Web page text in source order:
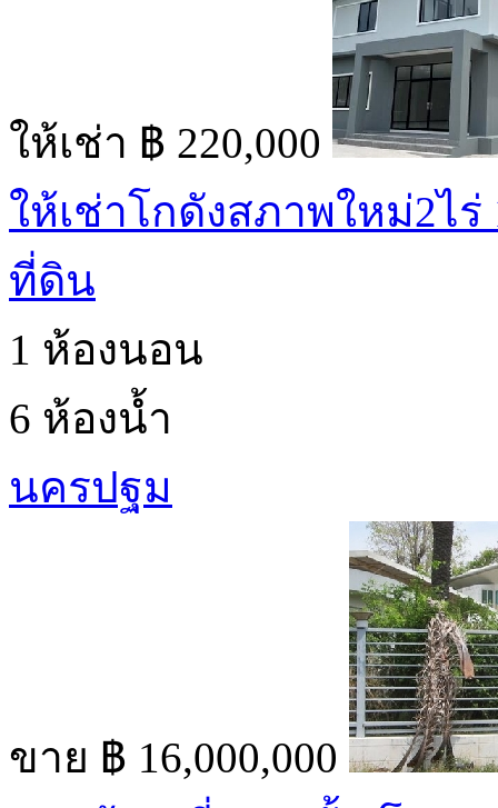
ให้เช่า ฿ 220,000
ให้เช่าโกดังสภาพใหม่2ไ
ที่ดิน
1 ห้องนอน
6 ห้องน้ำ
นครปฐม
ขาย ฿ 16,000,000